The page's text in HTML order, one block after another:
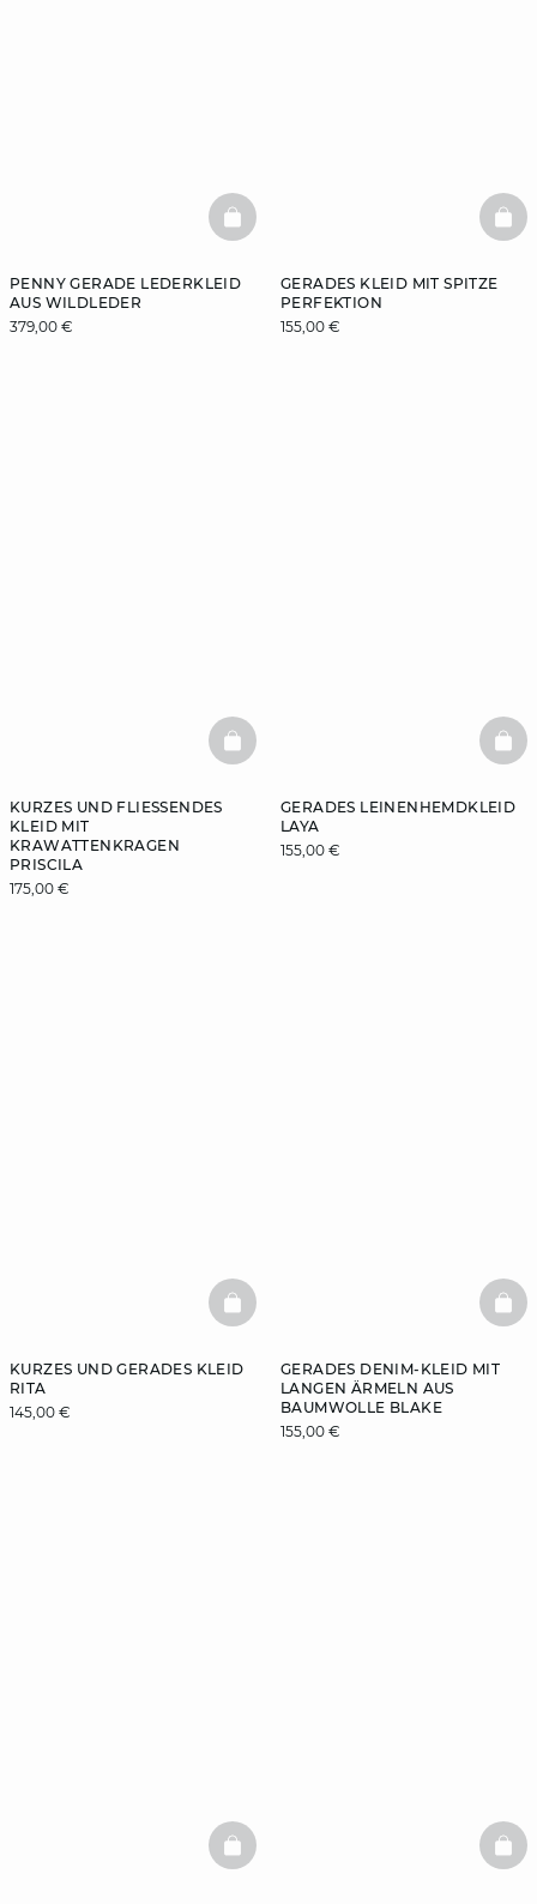
PENNY GERADE LEDERKLEID
AUS WILDLEDER
379,00 €
BASKETFULL
GERADES KLEID MIT SPITZE
PERFEKTION
155,00 €
KURZES UND FLIESSENDES K
LEID MIT K
RAWATTENKRAGEN P
RISCILA
175,00 €
BASKETFULL
GERADES LEINENHEMDKLEID
LAYA
155,00 €
KURZES UND GERADES KLEID
RITA
145,00 €
BASKETFULL
GERADES DENIM-KLEID MIT
LANGEN ÄRMELN AUS
BAUMWOLLE BLAKE
155,00 €
BASKETFULL